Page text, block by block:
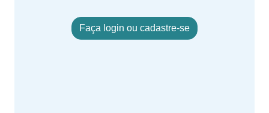
Faça login ou cadastre-se